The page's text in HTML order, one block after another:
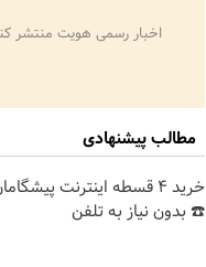
اخبار رسمی هویت منتشر
مطالب پیشنهادی
خرید 4 قسطه اینترنت
☎️ بدون نیاز به تلفن